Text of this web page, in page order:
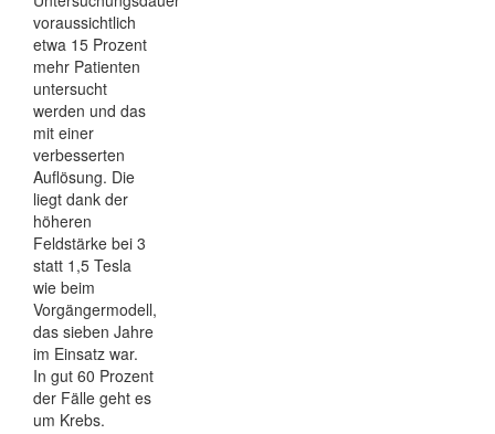
voraussichtlich
etwa 15 Prozent
mehr Patienten
untersucht
werden und das
mit einer
verbesserten
Auflösung. Die
liegt dank der
höheren
Feldstärke bei 3
statt 1,5 Tesla
wie beim
Vorgängermodell,
das sieben Jahre
im Einsatz war.
In gut 60 Prozent
der Fälle geht es
um Krebs.